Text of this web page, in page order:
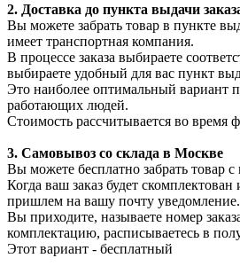
2. Доставка до пункта выдачи
Вы можете забрать товар в пункте
имеет транспортная компания.
В процессе заказа выбираете
выбираете удобный для вас пункт
Это наиболее оптимальный вариант
работающих людей.
Стоимость рассчитывается во время
3. Самовывоз со склада в Москве
Вы можете бесплатно забрать товар
Когда ваш заказ будет
пришлем на вашу почту уведомление.
Вы приходите, называете номер
комплектацию, расписываетесь в
Этот вариант - бесплатный